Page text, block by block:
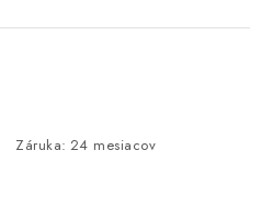
Záruka: 24 mesiacov